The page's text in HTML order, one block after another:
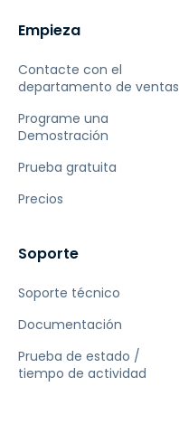
Empieza
Contacte con el
departamento de ventas
Programe una
Demostración
Prueba gratuita
Precios
Soporte
Soporte técnico
Documentación
Prueba de estado /
tiempo de actividad